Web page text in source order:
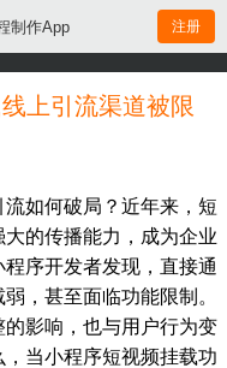
制作App 注册
上引流渠道被限
如何破局？近年来，短
的传播能力，成为企业
序开发者发现，直接通
，甚至面临功能限制。
影响，也与用户行为变
当小程序短视频挂载功